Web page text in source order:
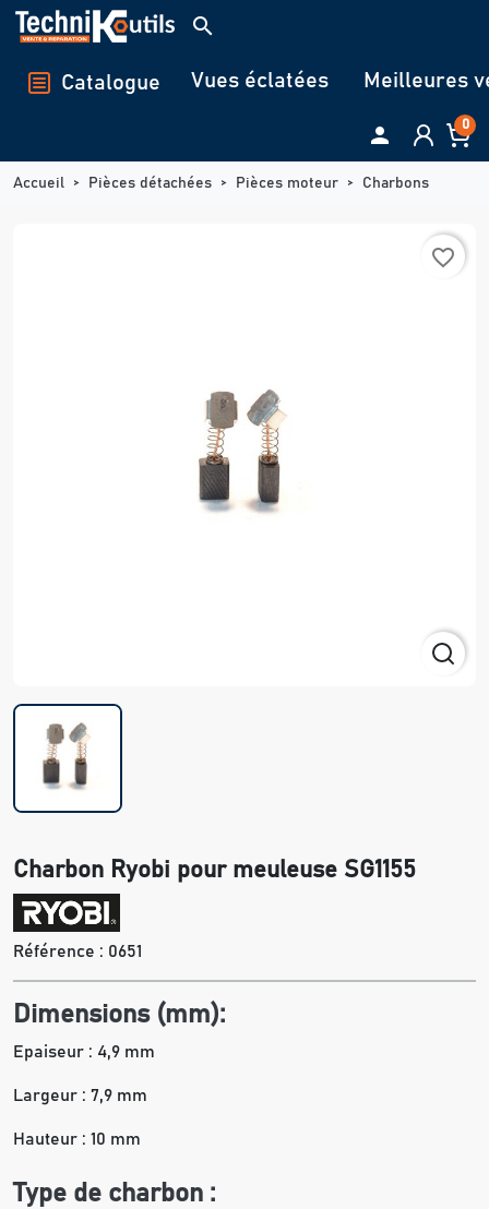
Panneau de gestion des cookies
search
Catalogue Vues éclatées Meilleures
 0
Accueil Pièces détachées Pièces moteur Charbons
favorite_border
Charbon Ryobi pour meuleuse SG1155
Référence : 0651
Dimensions (mm):
Epaiseur : 4,9 mm
Largeur : 7,9 mm
Hauteur : 10 mm
Type de charbon :